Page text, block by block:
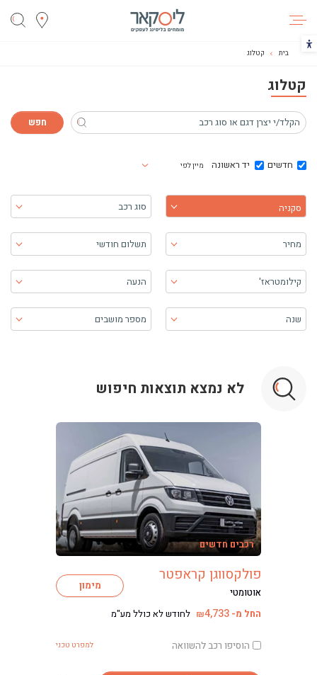
הכפתור משנה את צבעי הקונטרסט
ליסינג
ליסינג מימוני
ליסינג תפעולי
ליסינג פרטי
חפשו רכב בקטלוג
כתבות ליסינג
בית קטלוג
קטלוג
חדשים יד ראשונה מיין לפי
בחר יצרן
סקניה סוג רכב
מחיר תשלום חודשי
קילומטראז' הנעה
שנה מספר מושבים
לא נמצא תוצאות חיפוש
רכבים חדשים
פולקסווגן קראפטר
אוטומטי מימון
החל מ- ₪4,733 לחודש לא כולל מע"מ
הוסיפו רכב להשוואה למפרט טכני